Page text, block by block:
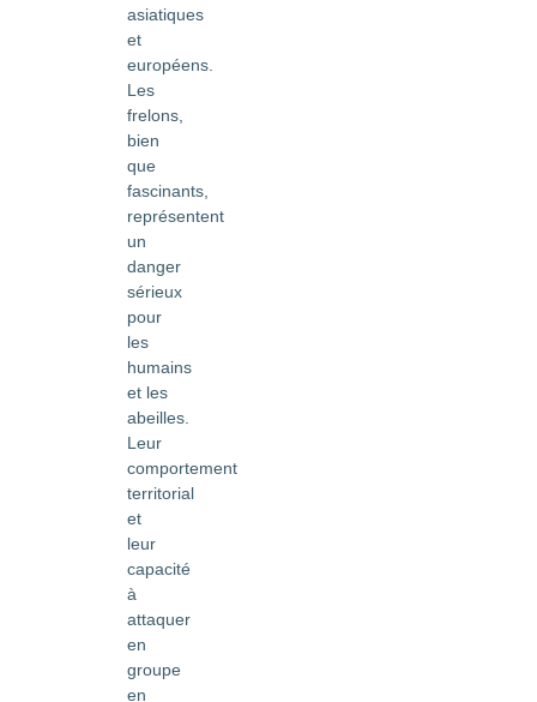
asiatiques
et
européens.
Les
frelons,
bien
que
fascinants,
représentent
un
danger
sérieux
pour
les
humains
et les
abeilles.
Leur
comportement
territorial
et
leur
capacité
à
attaquer
en
groupe
en